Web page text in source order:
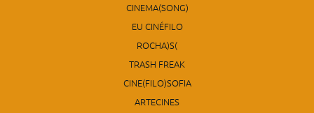
CINEMA(SONG)
EU CINÉFILO
ROCHA)S(
TRASH FREAK
CINE(FILO)SOFIA
ARTECINES